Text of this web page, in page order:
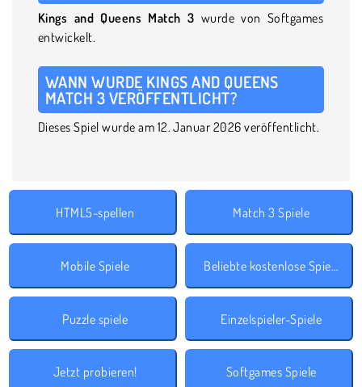
Kings and Queens Match 3 wurde von Softgames
entwickelt.
WANN WURDE KINGS AND QUEENS
MATCH 3 VERÖFFENTLICHT?
Dieses Spiel wurde am 12. Januar 2026 veröffentlicht.
HTML5-spellen Match 3 Spiele
Mobile Spiele Beliebte kostenlose Spiele
Puzzle spiele Einzelspieler-Spiele
Jetzt probieren! Softgames Spiele